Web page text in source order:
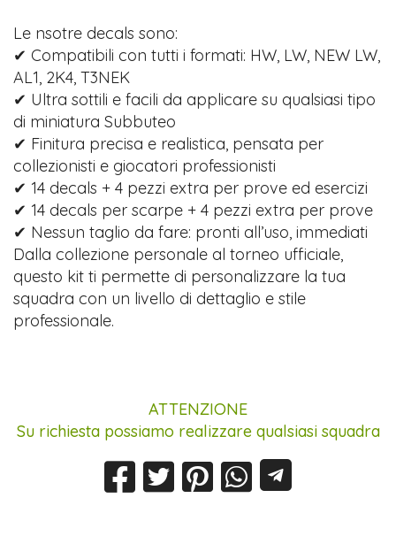
Le nsotre decals sono:
✔ Compatibili con tutti i formati: HW, LW, NEW LW,
AL1, 2K4, T3NEK
✔ Ultra sottili e facili da applicare su qualsiasi tipo
di miniatura Subbuteo
✔ Finitura precisa e realistica, pensata per
collezionisti e giocatori professionisti
✔ 14 decals + 4 pezzi extra per prove ed esercizi
✔ 14 decals per scarpe + 4 pezzi extra per prove
✔ Nessun taglio da fare: pronti all’uso, immediati
Dalla collezione personale al torneo ufficiale,
questo kit ti permette di personalizzare la tua
squadra con un livello di dettaglio e stile
professionale.
ATTENZIONE
Su richiesta possiamo realizzare qualsiasi squadra